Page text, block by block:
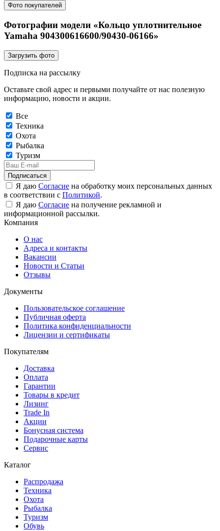
Фото покупателей
Фотографии модели «Кольцо уплотнительное
Yamaha 904300616600/90430-06166»
Загрузить фото
Подписка на рассылку
Оставьте свой адрес и первыми получайте от нас полезную
информацию, новости и акции.
Все
Техника
Охота
Рыбалка
Туризм
Подписаться
Я даю Согласие на обработку моих персональных данных
в соответствии с Политикой.
Я даю Согласие на получение рекламной и
информационной рассылки.
Компания
О нас
Адреса и контакты
Вакансии
Новости и Статьи
Отзывы
Документы
Пользовательское соглашение
Публичная оферта
Политика конфиденциальности
Лицензии и сертификаты
Покупателям
Доставка
Оплата
Гарантии
Товары в кредит
Лизинг
Trade In
Акции
Бонусная система
Подарочные карты
Сервис
Каталог
Распродажа
Техника
Охота
Рыбалка
Туризм
Обувь